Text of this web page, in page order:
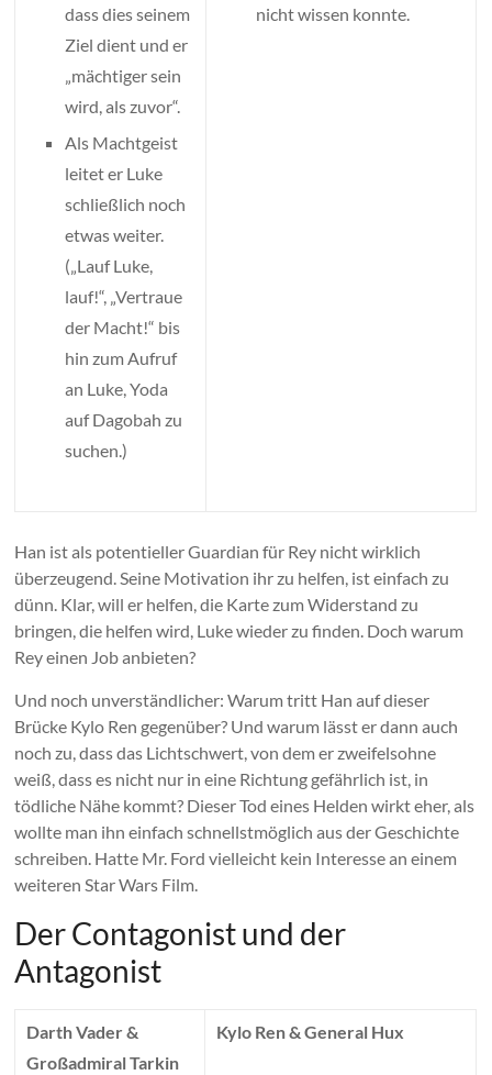
dass dies seinem
Ziel dient und er
„mächtiger sein
wird, als zuvor“.
Als Machtgeist
leitet er Luke
schließlich noch
etwas weiter.
(„Lauf Luke,
lauf!“, „Vertraue
der Macht!“ bis
hin zum Aufruf
an Luke, Yoda
auf Dagobah zu
suchen.)
nicht wissen konnte.
Han ist als potentieller Guardian für Rey nicht wirklich
überzeugend. Seine Motivation ihr zu helfen, ist einfach zu
dünn. Klar, will er helfen, die Karte zum Widerstand zu
bringen, die helfen wird, Luke wieder zu finden. Doch warum
Rey einen Job anbieten?
Und noch unverständlicher: Warum tritt Han auf dieser
Brücke Kylo Ren gegenüber? Und warum lässt er dann auch
noch zu, dass das Lichtschwert, von dem er zweifelsohne
weiß, dass es nicht nur in eine Richtung gefährlich ist, in
tödliche Nähe kommt? Dieser Tod eines Helden wirkt eher, als
wollte man ihn einfach schnellstmöglich aus der Geschichte
schreiben. Hatte Mr. Ford vielleicht kein Interesse an einem
weiteren Star Wars Film.
Der Contagonist und der
Antagonist
Darth Vader &
Großadmiral Tarkin
Kylo Ren & General Hux